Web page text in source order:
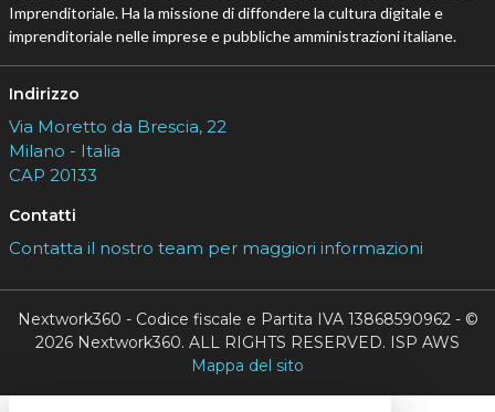
Imprenditoriale. Ha la missione di diffondere la cultura digitale e
imprenditoriale nelle imprese e pubbliche amministrazioni italiane.
Indirizzo
Via Moretto da Brescia, 22
Milano - Italia
CAP 20133
Contatti
Contatta il nostro team per maggiori informazioni
Nextwork360 - Codice fiscale e Partita IVA 13868590962 - ©
2026 Nextwork360. ALL RIGHTS RESERVED. ISP AWS
Mappa del sito